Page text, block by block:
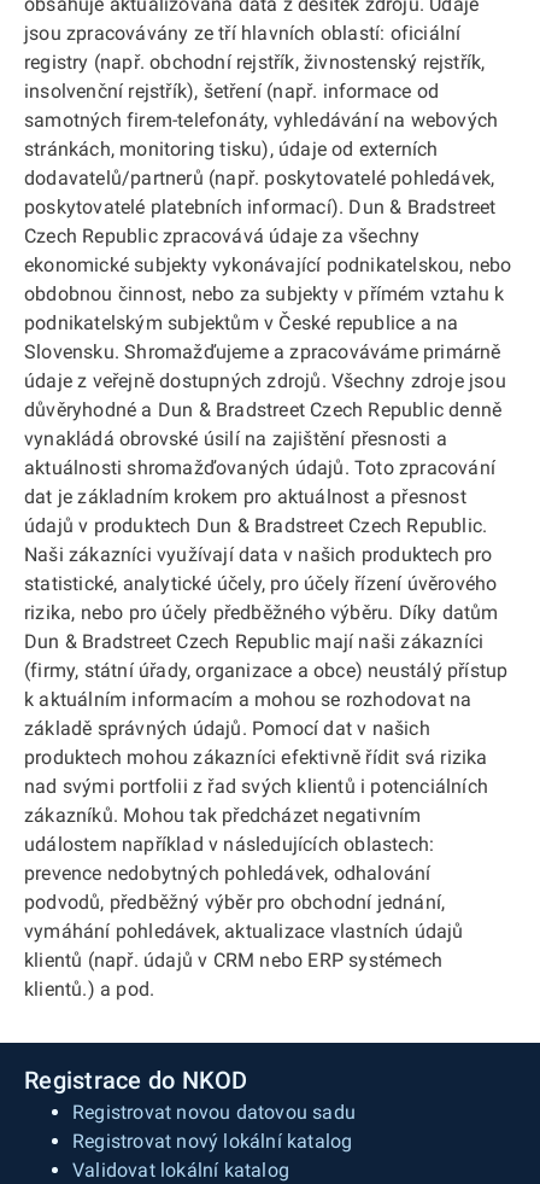
obsahuje aktualizovaná data z desítek zdrojů. Údaje
jsou zpracovávány ze tří hlavních oblastí: oficiální
registry (např. obchodní rejstřík, živnostenský rejstřík,
insolvenční rejstřík), šetření (např. informace od
samotných firem-telefonáty, vyhledávání na webových
stránkách, monitoring tisku), údaje od externích
dodavatelů/partnerů (např. poskytovatelé pohledávek,
poskytovatelé platebních informací). Dun & Bradstreet
Czech Republic zpracovává údaje za všechny
ekonomické subjekty vykonávající podnikatelskou, nebo
obdobnou činnost, nebo za subjekty v přímém vztahu k
podnikatelským subjektům v České republice a na
Slovensku. Shromažďujeme a zpracováváme primárně
údaje z veřejně dostupných zdrojů. Všechny zdroje jsou
důvěryhodné a Dun & Bradstreet Czech Republic denně
vynakládá obrovské úsilí na zajištění přesnosti a
aktuálnosti shromažďovaných údajů. Toto zpracování
dat je základním krokem pro aktuálnost a přesnost
údajů v produktech Dun & Bradstreet Czech Republic.
Naši zákazníci využívají data v našich produktech pro
statistické, analytické účely, pro účely řízení úvěrového
rizika, nebo pro účely předběžného výběru. Díky datům
Dun & Bradstreet Czech Republic mají naši zákazníci
(firmy, státní úřady, organizace a obce) neustálý přístup
k aktuálním informacím a mohou se rozhodovat na
základě správných údajů. Pomocí dat v našich
produktech mohou zákazníci efektivně řídit svá rizika
nad svými portfolii z řad svých klientů i potenciálních
zákazníků. Mohou tak předcházet negativním
událostem například v následujících oblastech:
prevence nedobytných pohledávek, odhalování
podvodů, předběžný výběr pro obchodní jednání,
vymáhání pohledávek, aktualizace vlastních údajů
klientů (např. údajů v CRM nebo ERP systémech
klientů.) a pod.
Registrace do NKOD
Registrovat novou datovou sadu
Registrovat nový lokální katalog
Validovat lokální katalog